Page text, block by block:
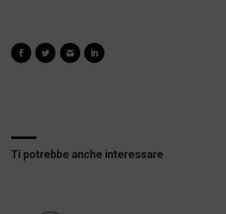
Ti potrebbe anche interessare